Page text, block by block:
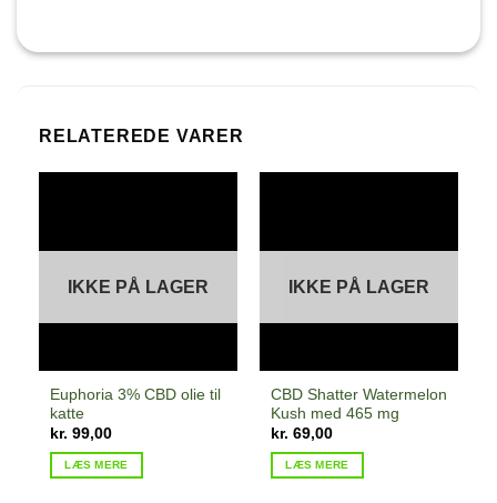
RELATEREDE VARER
IKKE PÅ LAGER
Euphoria 3% CBD olie til
katte
kr. 99,00
LÆS MERE
IKKE PÅ LAGER
CBD Shatter Watermelon
Kush med 465 mg
kr. 69,00
LÆS MERE